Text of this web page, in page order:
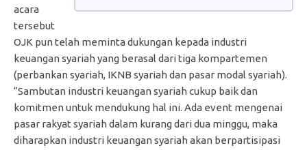
acara
tersebut
OJK pun telah meminta dukungan kepada industri
keuangan syariah yang berasal dari tiga kompartemen
(perbankan syariah, IKNB syariah dan pasar modal syariah).
“Sambutan industri keuangan syariah cukup baik dan
komitmen untuk mendukung hal ini. Ada event mengenai
pasar rakyat syariah dalam kurang dari dua minggu, maka
diharapkan industri keuangan syariah akan berpartisipasi